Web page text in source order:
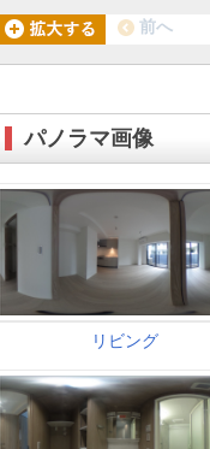
前へ
パノラマ画像